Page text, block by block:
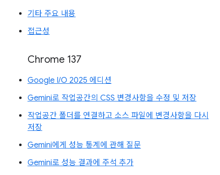
기타 주요 내용
접근성
Chrome 137
Google I/O 2025 에디션
Gemini로 작업공간의 CSS 변경사항을 수정 및 저장
작업공간 폴더를 연결하고 소스 파일에 변경사항을 다시
저장
Gemini에게 성능 통계에 관해 질문
Gemini로 성능 결과에 주석 추가